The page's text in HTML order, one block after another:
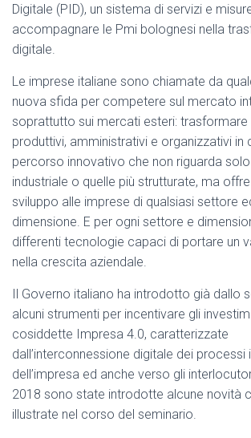
Digitale (PID), un sistema di servizi e
accompagnare le Pmi bolognesi nella
digitale.
Le imprese italiane sono chiamate da
nuova sfida per competere sul mercato
soprattutto sui mercati esteri:
produttivi, amministrativi e organizzativi in
percorso innovativo che non riguarda
industriale o quelle più strutturate, ma
sviluppo alle imprese di qualsiasi settore
dimensione. E per ogni settore e
differenti tecnologie capaci di portare un
nella crescita aziendale.
Il Governo italiano ha introdotto già dallo
alcuni strumenti per incentivare gli
cosiddette Impresa 4.0, caratterizzate
dall’interconnessione digitale dei processi
dell’impresa ed anche verso gli
2018 sono state introdotte alcune novità
illustrate nel corso del seminario.